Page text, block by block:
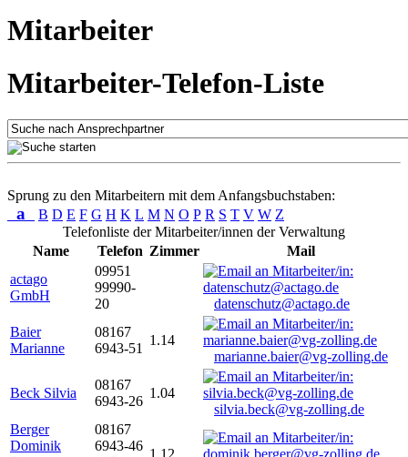
Mitarbeiter
Mitarbeiter-Telefon-Liste
Sprung zu den Mitarbeitern mit dem Anfangsbuchstaben:
a B D E F G H K L M N O P R S T V W Z
Telefonliste der Mitarbeiter/innen der Verwaltung
Name
Telefon Zimmer
Mail
actago
GmbH
09951
99990-
20
datenschutz@actago.de
Baier
Marianne
08167
6943-51
1.14
marianne.baier@vg-zolling.de
Beck Silvia
08167
6943-26
1.04
silvia.beck@vg-zolling.de
Berger
Dominik
08167
6943-46